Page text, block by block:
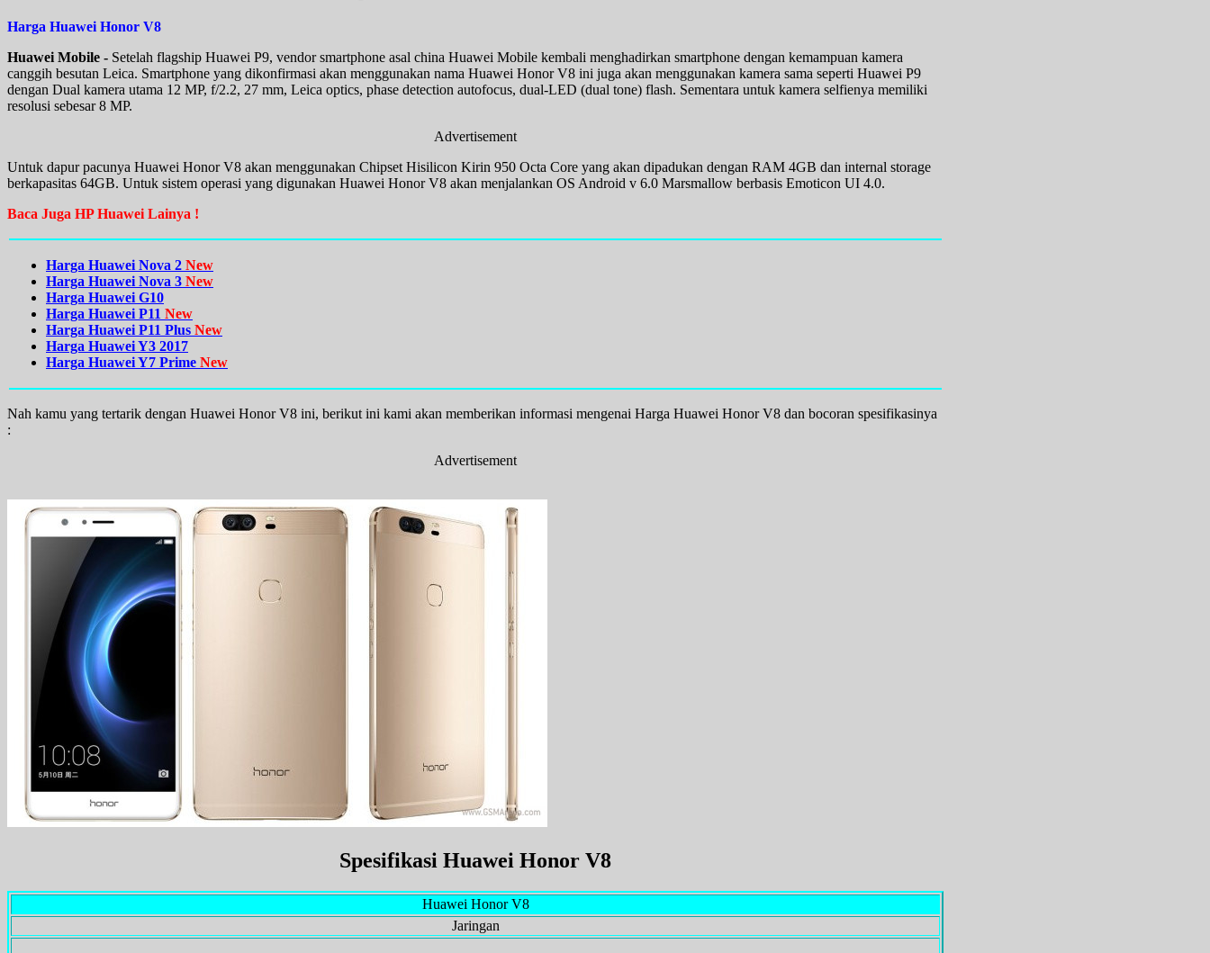
Harga Huawei Honor V8
Huawei Mobile - Setelah flagship Huawei P9, vendor smartphone asal china Huawei Mobile kembali menghadirkan smartphone dengan kemampuan kamera
canggih besutan Leica. Smartphone yang dikonfirmasi akan menggunakan nama Huawei Honor V8 ini juga akan menggunakan kamera sama seperti Huawei P9
dengan Dual kamera utama 12 MP, f/2.2, 27 mm, Leica optics, phase detection autofocus, dual-LED (dual tone) flash. Sementara untuk kamera selfienya memiliki
resolusi sebesar 8 MP.
Advertisement
Untuk dapur pacunya Huawei Honor V8 akan menggunakan Chipset Hisilicon Kirin 950 Octa Core yang akan dipadukan dengan RAM 4GB dan internal storage
berkapasitas 64GB. Untuk sistem operasi yang digunakan Huawei Honor V8 akan menjalankan OS Android v 6.0 Marsmallow berbasis Emoticon UI 4.0.
Baca Juga HP Huawei Lainya !
Harga Huawei Nova 2 New
Harga Huawei Nova 3 New
Harga Huawei G10
Harga Huawei P11 New
Harga Huawei P11 Plus New
Harga Huawei Y3 2017
Harga Huawei Y7 Prime New
Nah kamu yang tertarik dengan Huawei Honor V8 ini, berikut ini kami akan memberikan informasi mengenai Harga Huawei Honor V8 dan bocoran spesifikasinya
:
Advertisement
Spesifikasi Huawei Honor V8
Huawei Honor V8
Jaringan